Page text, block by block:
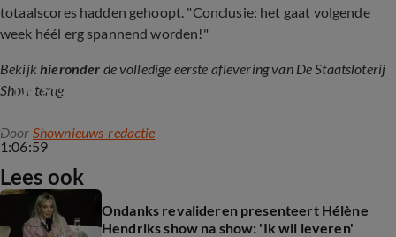
totaalscores hadden gehoopt. "Conclusie: het gaat volgende
week héél erg spannend worden!"
Bekijkhieronder de volledige eerste aflevering van De Staatsloterij
Show terug.
1:06:59
De Staatsloterij Show S1 E1
Door Shownieuws-redactie
Lees ook
Ondanks revalideren presenteert Hélène
Hendriks show na show: 'Ik wil leveren'